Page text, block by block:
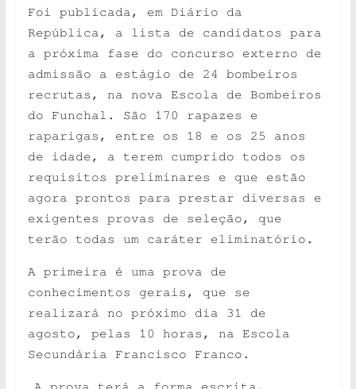
Foi publicada, em Diário da
República, a lista de candidatos para
a próxima fase do concurso externo de
admissão a estágio de 24 bombeiros
recrutas, na nova Escola de Bombeiros
do Funchal. São 170 rapazes e
raparigas, entre os 18 e os 25 anos
de idade, a terem cumprido todos os
requisitos preliminares e que estão
agora prontos para prestar diversas e
exigentes provas de seleção, que
terão todas um caráter eliminatório.
A primeira é uma prova de
conhecimentos gerais, que se
realizará no próximo dia 31 de
agosto, pelas 10 horas, na Escola
Secundária Francisco Franco.